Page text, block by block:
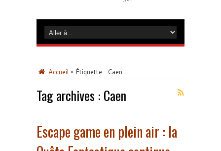
Accueil » Étiquette : Caen
Tag archives : Caen
Escape game en plein air : la